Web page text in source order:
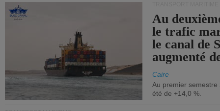
Au
le trafic
le canal de
augmenté
Caire
Au premier
été de +14,0 %.